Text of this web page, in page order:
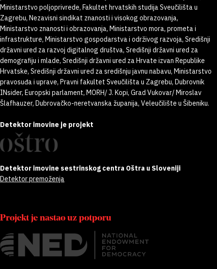
Ministarstvo poljoprivrede, Fakultet hrvatskih studija Sveučilišta u
Zagrebu, Nezavisni sindikat znanosti i visokog obrazovanja,
Ministarstvo znanosti i obrazovanja, Ministarstvo mora, prometa i
infrastrukture, Ministarstvo gospodarstva i održivog razvoja, Središnji
državni ured za razvoj digitalnog društva, Središnji državni ured za
demografiju i mlade, Središnji državni ured za Hrvate izvan Republike
Hrvatske, Središnji državni ured za središnju javnu nabavu, Ministarstvo
pravosuđa i uprave, Pravni fakultet Sveučilišta u Zagrebu, Dubrovnik
INsider, Europski parlament, MORH/ J. Kopi, Grad Vukovar/ Miroslav
Šlafhauzer, Dubrovačko-neretvanska županija, Veleučilište u Šibeniku.
Detektor imovine je projekt
Detektor imovine sestrinskog centra Oštra u Sloveniji
Detektor premoženja
Projekt je nastao uz potporu